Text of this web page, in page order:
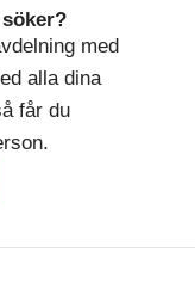
med
alla dina
får du